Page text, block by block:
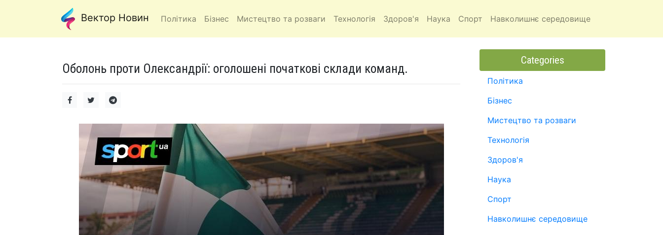
Вектор Новин Політика Бізнес Мистецтво та розваги Технологія Здоров'я Наука Спорт Навколишнє середовище
Оболонь проти Олександрії: оголошені початкові склади команд.
Categories
Політика
Бізнес
Мистецтво та розваги
Технологія
Здоров'я
Наука
Спорт
Навколишнє середовище